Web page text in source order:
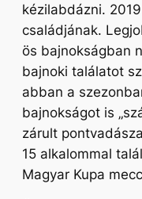
kézilabdázni.
családjának.
ös bajnokságban
bajnoki találatot
abban a
bajnokságot is
zárult
15 alkalommal
Magyar Kupa